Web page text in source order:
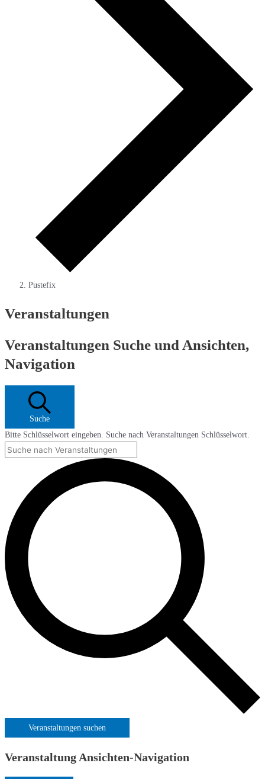
Pustefix
Veranstaltungen
Veranstaltungen Suche und Ansichten,
Navigation
Suche
Bitte Schlüsselwort eingeben. Suche nach Veranstaltungen Schlüsselwort.
Veranstaltungen suchen
Veranstaltung Ansichten-Navigation